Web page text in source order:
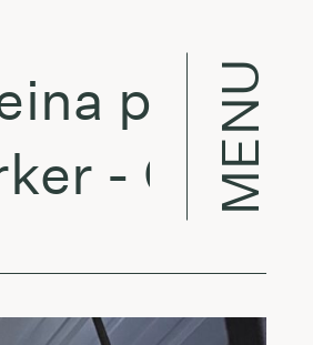
per
Go Away
MENU